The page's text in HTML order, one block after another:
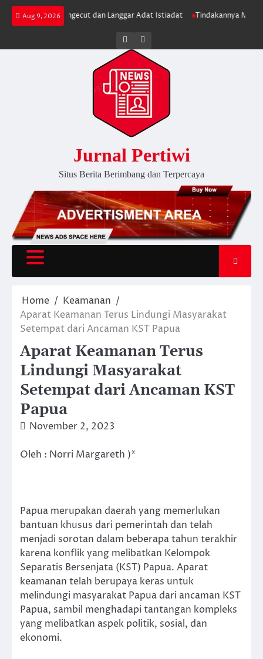
Skip
Aug 9, 2026
Dinilai Pengecut dan Langgar Adat Istiadat Tindakannya Makin
Twitter
Jurnal Pertiwi
Situs Berita Berimbang dan Terpercaya
Home
Keamanan
Aparat Keamanan Terus Lindungi Masyarakat
Setempat dari Ancaman KST Papua
Aparat Keamanan Terus
Lindungi Masyarakat
Setempat dari Ancaman KST
Papua
November 2, 2023
Oleh : Norri Margareth )*
Papua merupakan daerah yang memerlukan
bantuan khusus dari pemerintah dan telah
menjadi sorotan dalam beberapa tahun terakhir
karena konflik yang melibatkan Kelompok
Separatis Bersenjata (KST) Papua. Aparat
keamanan telah berupaya keras untuk
melindungi masyarakat Papua dari ancaman KST
Papua, sambil menghadapi tantangan kompleks
yang melibatkan aspek politik, sosial, dan
ekonomi.